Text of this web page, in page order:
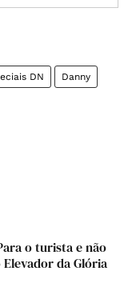
DN Danny
o turista e não
da Glória